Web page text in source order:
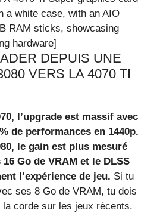
a white case, with an AIO
RAM sticks, showcasing
hardware]
DEPUIS UNE
VERS LA 4070 TI
l’upgrade est massif avec
de performances en 1440p.
le gain est plus mesuré
Go de VRAM et le DLSS
l’expérience de jeu. Si tu
ses 8 Go de VRAM, tu dois
corde sur les jeux récents.